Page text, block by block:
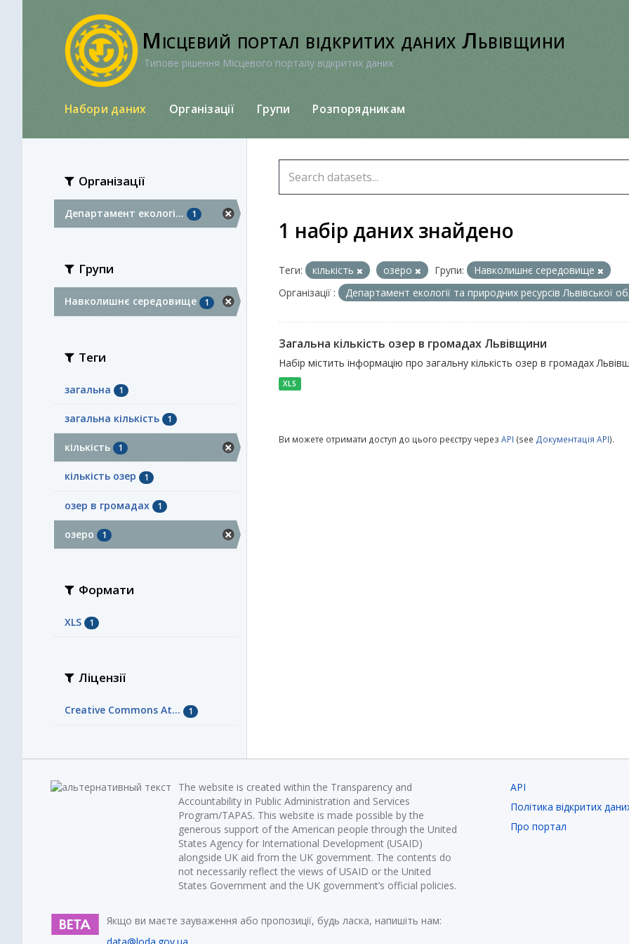
Місцевий портал відкритих даних Львівщини
Типове рішення Місцевого порталу відкритих даних
Набори даних Організації Групи Розпорядникам
Організації
Департамент екологі... 1
Групи
Навколишнє середовище 1
Теги
загальна 1
загальна кількість 1
кількість 1
кількість озер 1
озер в громадах 1
озеро 1
Формати
XLS 1
Ліцензії
Creative Commons At... 1
1 набір даних знайдено
Теги: кількість озеро Групи:
Навколишнє середовище
Організації :
Департамент екології та природних ресурсів Львівської
Загальна кількість озер в громадах Львівщини
Набір містить інформацію про загальну кількість озер в громадах
XLS
Ви можете отримати доступ до цього реєстру через API (see Документація API).
The website is created within the Transparency and
Accountability in Public Administration and Services
Program/TAPAS. This website is made possible by the
generous support of the American people through the United
States Agency for International Development (USAID)
alongside UK aid from the UK government. The contents do
not necessarily reflect the views of USAID or the United
States Government and the UK government’s official policies.
Якщо ви маєте зауваження або пропозиції, будь ласка, напишіть нам:
data@loda.gov.ua
API
Політика відкритих
Про портал